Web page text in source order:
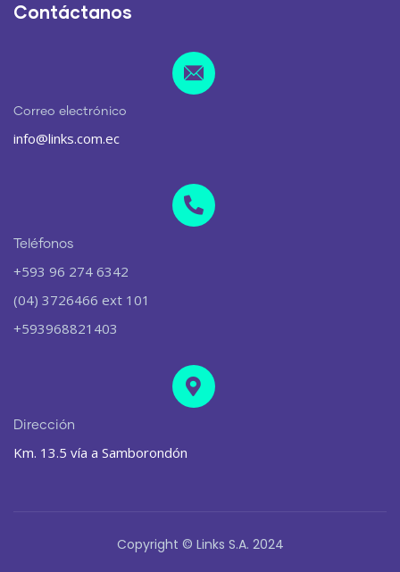
Contáctanos
Correo electrónico
info@links.com.ec
Teléfonos
+593 96 274 6342
(04) 3726466 ext 101
+593968821403
Dirección
Km. 13.5 vía a Samborondón
Copyright © Links S.A. 2024